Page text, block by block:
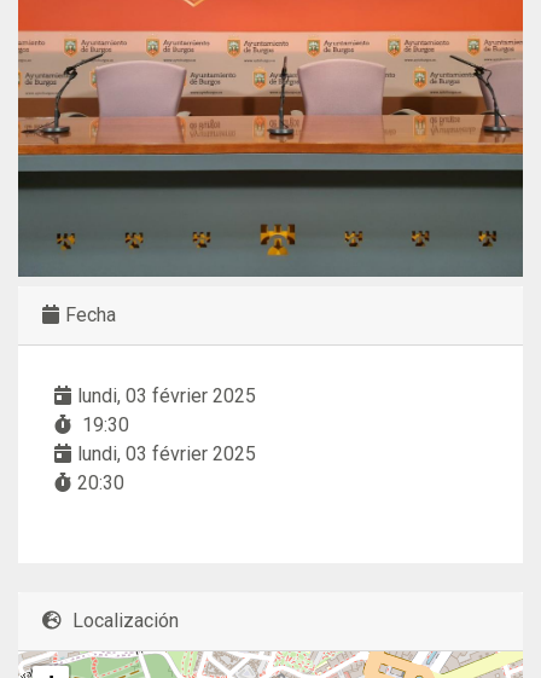
Fecha
lundi, 03 février 2025
19:30
lundi, 03 février 2025
20:30
Localización